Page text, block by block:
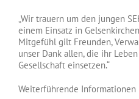
„Wir trauern um den jungen
einem Einsatz in
Mitgefühl gilt Freunden,
unser Dank allen, die ihr
Gesellschaft einsetzen.“
Weiterführende Informationen